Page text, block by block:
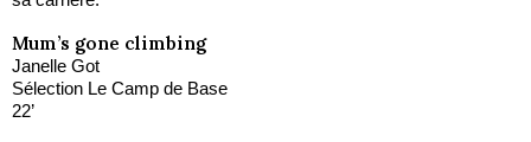
Mum’s gone climbing
Janelle Got
Sélection Le Camp de Base
22’